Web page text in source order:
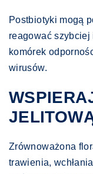
Postbiotyki mogą
reagować
komórek
wirusów.
Zrównoważona
trawienia,